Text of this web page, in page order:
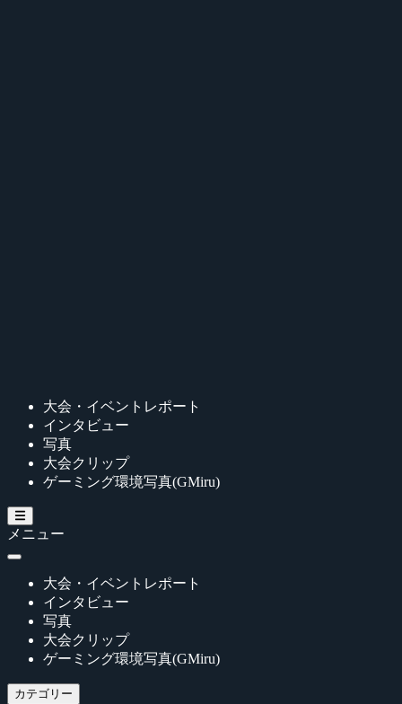
大会・イベントレポート
インタビュー
写真
大会クリップ
ゲーミング環境写真(GMiru)
メニュー
大会・イベントレポート
インタビュー
写真
大会クリップ
ゲーミング環境写真(GMiru)
カテゴリー